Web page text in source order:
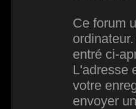
Ce forum
entré ci-
L'adresse
votre
envoyer